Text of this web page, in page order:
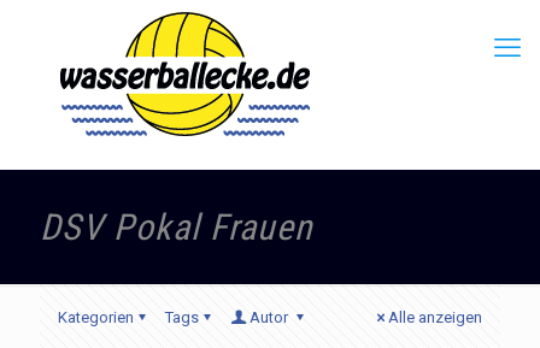
DSV Pokal Frauen
Kategorien Tags Autor Alle anzeigen